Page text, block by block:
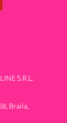
S.R.L.
Braila,